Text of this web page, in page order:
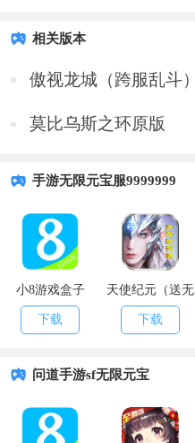
相关版本
傲视龙城（跨服乱斗）
莫比乌斯之环原版
手游无限元宝服9999999
小8游戏盒子
下载
天使纪元（送无
限充值）
下载
问道手游sf无限元宝